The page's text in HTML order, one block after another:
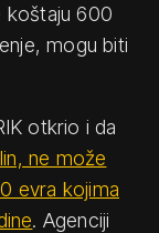
koštaju 600
mogu biti
otkrio i da
ne može
evra kojima
. Agenciji